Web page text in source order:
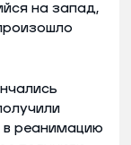
на запад,
в реанимацию